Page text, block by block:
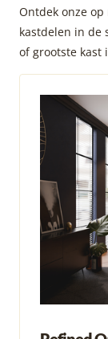
Ontdek onze
kastdelen in de
of grootste kast